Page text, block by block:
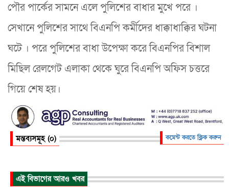
পৌর পার্কের সামনে এলে পুলিশের বাধার মুখে পরে ।
সেখানে পুলিশের সাথে বিএনপি কর্মীদের ধাক্কাধাক্কির ঘটনা
ঘটে । পরে পুলিশের বাধা উপেক্ষা করে বিএনপির বিশাল
মিছিল রেলগেট এলাকা থেকে ঘুরে বিএনপি অফিস চত্তরে
গিয়ে শেষ হয়।
মন্তব্যসমূহ (০) কমেন্ট করতে ক্লিক করুন
এই বিভাগের আরও খবর